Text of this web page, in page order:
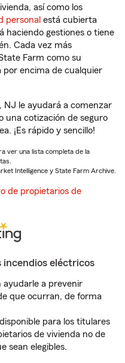
así como los
personal está cubierta
haciendo gestiones o tiene
Cada vez más
Farm como su
por encima de cualquier
NJ le ayudará a comenzar
una cotización de seguro
¡Es rápido y sencillo!
ver una lista completa de la
Intelligence y State Farm Archive.
de propietarios de
incendios eléctricos
a prevenir
que ocurran, de forma
para los titulares
de vivienda no de
sean elegibles.